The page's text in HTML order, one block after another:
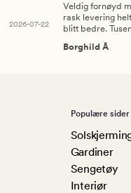
2026-07-22
Veldig fornøyd
rask levering
blitt bedre.
Borghild Å
Populære sider
Gardiner
Sengetøy
Interiør